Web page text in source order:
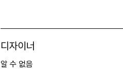
디자이너
알 수 없음